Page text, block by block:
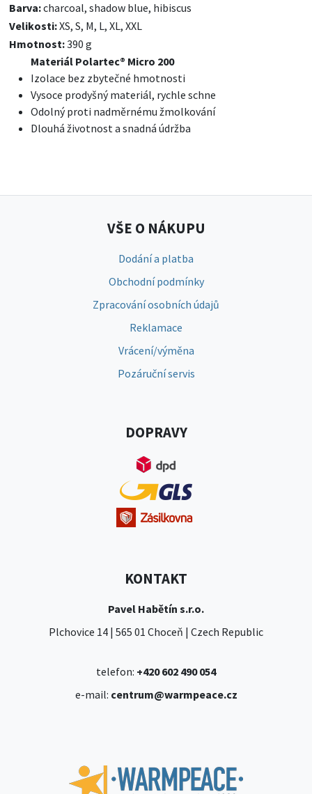
Barva:charcoal, shadow blue, hibiscus
Velikosti:XS, S, M, L, XL, XXL
Hmotnost:390 g
Materiál Polartec® Micro 200
Izolace bez zbytečné hmotnosti
Vysoce prodyšný materiál, rychle schne
Odolný proti nadměrnému žmolkování
Dlouhá životnost a snadná údržba
VŠE O NÁKUPU
Dodání a platba
Obchodní podmínky
Zpracování osobních údajů
Reklamace
Vrácení/výměna
Pozáruční servis
DOPRAVY
KONTAKT
Pavel Habětín s.r.o.
Plchovice 14 | 565 01 Choceň | Czech Republic
telefon: +420 602 490 054
e-mail: centrum@warmpeace.cz